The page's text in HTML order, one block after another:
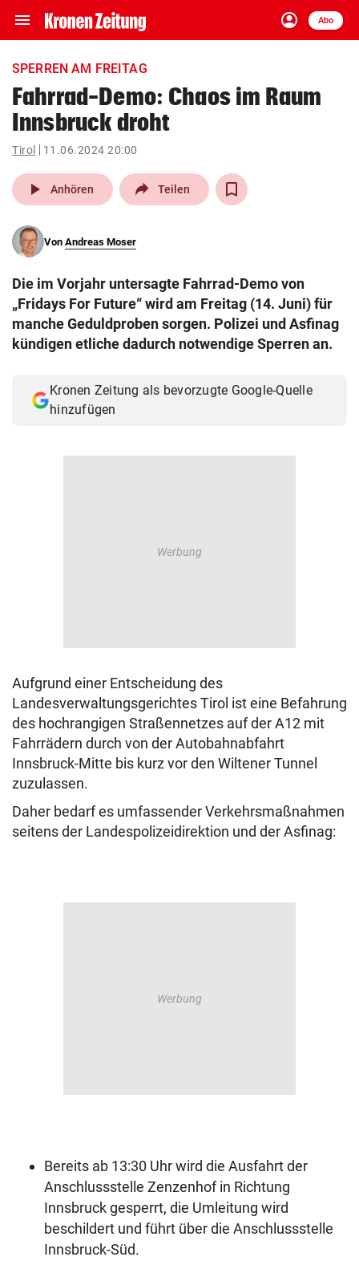
menu Navigation
ein-/ausklappen
account_circle
Anmelden
Abo
close Schließen
account_circle Anmelden
pin_drop
Wien arrow_right
search
eingeben
Muthgasse 2, 1190 Wien
SPERREN AM FREITAG
Fahrrad-Demo: Chaos im Raum
Innsbruck droht
Tirol 11.06.2024 20:00
play_arrow Anhören Teilen
Von Andreas Moser
Die im Vorjahr untersagte Fahrrad-Demo von
„Fridays For Future“ wird am Freitag (14. Juni) für
manche Geduldproben sorgen. Polizei und Asfinag
kündigen etliche dadurch notwendige Sperren an.
Kronen Zeitung als bevorzugte Google-Quelle
hinzufügen
Aufgrund einer Entscheidung des
Landesverwaltungsgerichtes Tirol ist eine Befahrung
des hochrangigen Straßennetzes auf der A12 mit
Fahrrädern durch von der Autobahnabfahrt
Innsbruck-Mitte bis kurz vor den Wiltener Tunnel
zuzulassen.
Daher bedarf es umfassender Verkehrsmaßnahmen
seitens der Landespolizeidirektion und der Asfinag:
Bereits ab 13:30 Uhr wird die Ausfahrt der
Anschlussstelle Zenzenhof in Richtung
Innsbruck gesperrt, die Umleitung wird
beschildert und führt über die Anschlussstelle
Innsbruck-Süd.